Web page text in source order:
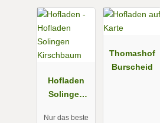
Hofladen
Solingen
Nur das beste
Thomashof
Burscheid